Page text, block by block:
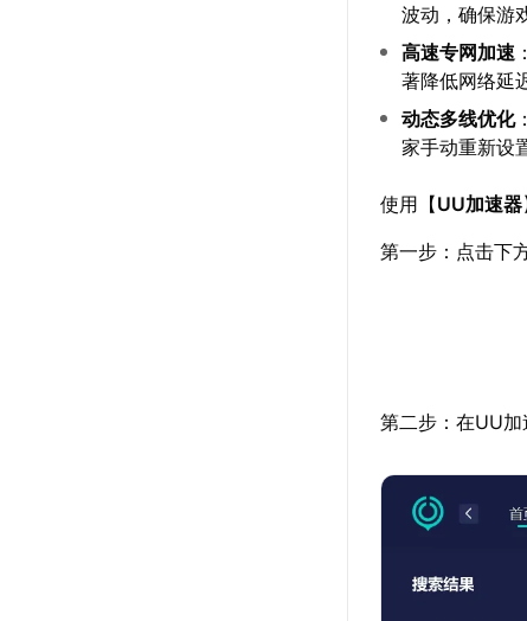
波动，确保游
高速专网加速
著降低网络延
动态多线优化
家手动重新设
使用【UU加速器
第一步：点击下
第二步：在UU加